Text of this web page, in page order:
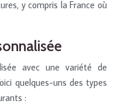
y compris la France où
avec une variété de
quelques-uns des types
: